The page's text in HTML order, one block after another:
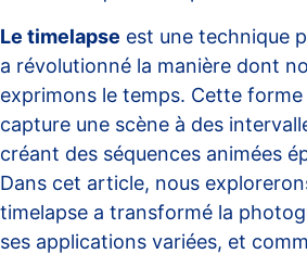
Le timelapse est une technique
a révolutionné la manière dont
exprimons le temps. Cette forme
capture une scène à des
créant des séquences animées
Dans cet article, nous
timelapse a transformé la
ses applications variées, et